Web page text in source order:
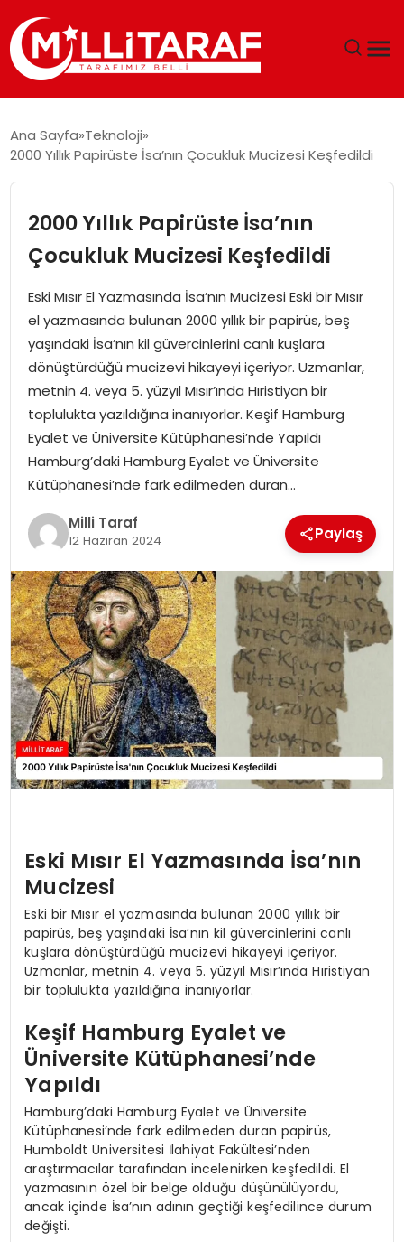
ÖZEL SAYFALAR
TEKNOLOJI
EKONOMI
SPOR
SIYASET
MAGAZIN
Ana Sayfa Teknoloji
2000 Yıllık Papirüste İsa’nın Çocukluk Mucizesi Keşfedildi
2000 Yıllık Papirüste İsa’nın
Çocukluk Mucizesi Keşfedildi
Eski Mısır El Yazmasında İsa’nın Mucizesi Eski bir Mısır
el yazmasında bulunan 2000 yıllık bir papirüs, beş
yaşındaki İsa’nın kil güvercinlerini canlı kuşlara
dönüştürdüğü mucizevi hikayeyi içeriyor. Uzmanlar,
metnin 4. veya 5. yüzyıl Mısır’ında Hıristiyan bir
toplulukta yazıldığına inanıyorlar. Keşif Hamburg
Eyalet ve Üniversite Kütüphanesi’nde Yapıldı
Hamburg’daki Hamburg Eyalet ve Üniversite
Kütüphanesi’nde fark edilmeden duran…
Milli Taraf
12 Haziran 2024 Paylaş
Eski Mısır El Yazmasında İsa’nın
Mucizesi
Eski bir Mısır el yazmasında bulunan 2000 yıllık bir
papirüs, beş yaşındaki İsa’nın kil güvercinlerini canlı
kuşlara dönüştürdüğü mucizevi hikayeyi içeriyor.
Uzmanlar, metnin 4. veya 5. yüzyıl Mısır’ında Hıristiyan
bir toplulukta yazıldığına inanıyorlar.
Keşif Hamburg Eyalet ve
Üniversite Kütüphanesi’nde
Yapıldı
Hamburg’daki Hamburg Eyalet ve Üniversite
Kütüphanesi’nde fark edilmeden duran papirüs,
Humboldt Üniversitesi İlahiyat Fakültesi’nden
araştırmacılar tarafından incelenirken keşfedildi. El
yazmasının özel bir belge olduğu düşünülüyordu,
ancak içinde İsa’nın adının geçtiği keşfedilince durum
değişti.